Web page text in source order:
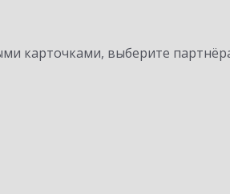
карточками, выберите